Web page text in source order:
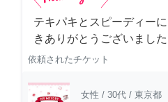
テキパキとスピーディー
きありがとうございまし
依頼されたチケット
女性 / 30代 / 東京都